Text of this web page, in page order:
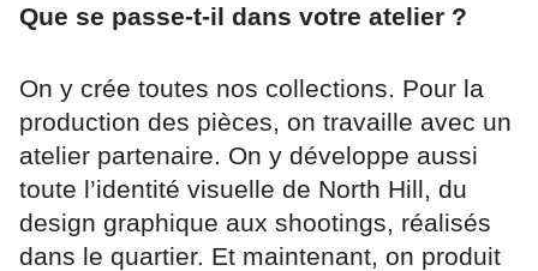
Que se passe-t-il dans votre atelier ?
On y crée toutes nos collections. Pour la
production des pièces, on travaille avec un
atelier partenaire. On y développe aussi
toute l’identité visuelle de North Hill, du
design graphique aux shootings, réalisés
dans le quartier. Et maintenant, on produit